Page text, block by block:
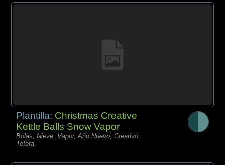
Plantilla: Christmas Creative
Kettle Balls Snow Vapor
Bolas, Nieve, Vapor, Año Nuevo, Creativo,
Tetera,